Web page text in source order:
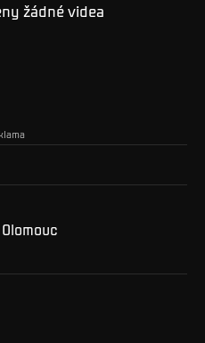
žádné videa